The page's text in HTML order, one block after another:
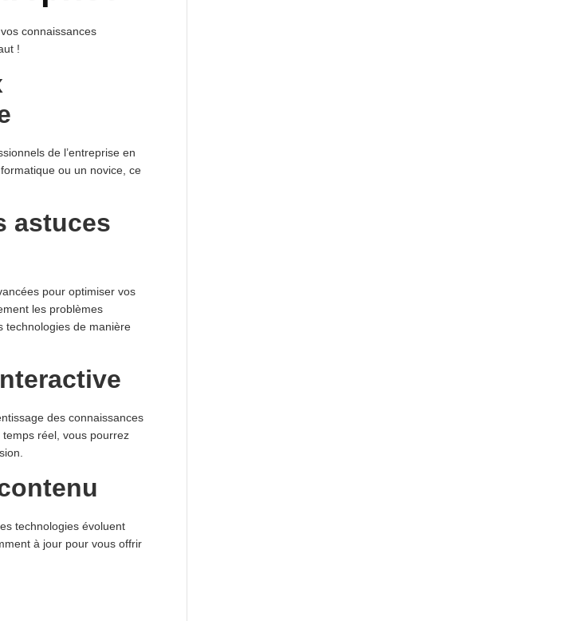
connaissances
!
de l’entreprise en
ou un novice, ce
astuces
pour optimiser vos
les problèmes
technologies de manière
des connaissances
réel, vous pourrez
technologies évoluent
à jour pour vous offrir